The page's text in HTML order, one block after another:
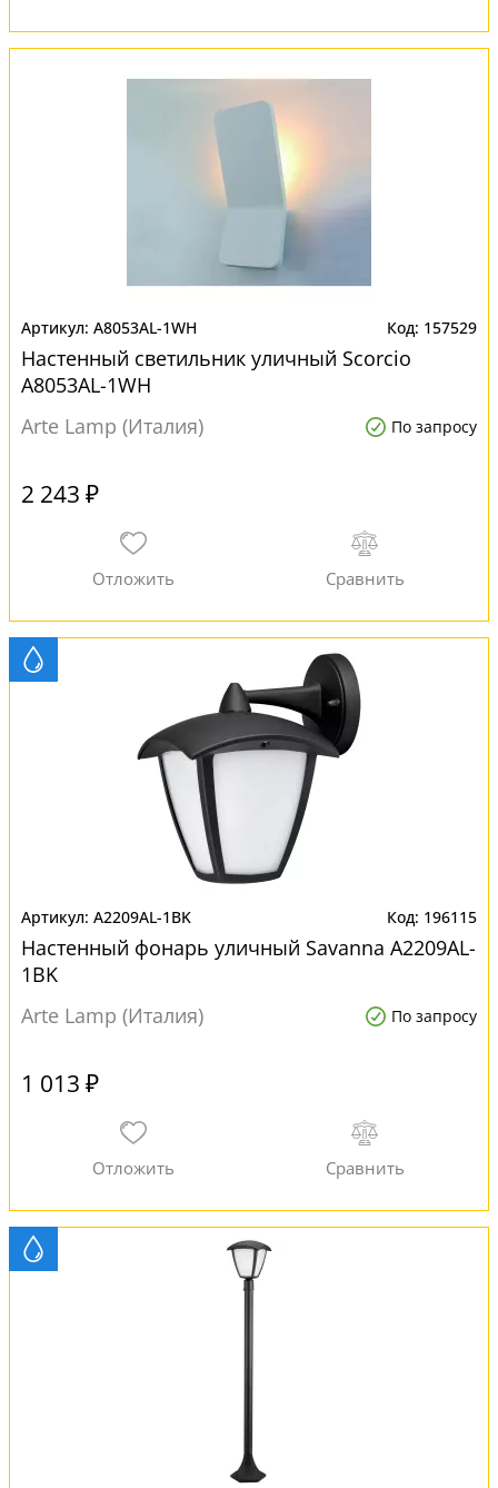
A8053AL-1WH 157529
Настенный светильник уличный Scorcio
A8053AL-1WH
Arte Lamp (Италия)
По запросу
2 243 ₽
A2209AL-1BK 196115
Настенный фонарь уличный Savanna A2209AL-
1BK
Arte Lamp (Италия)
По запросу
1 013 ₽